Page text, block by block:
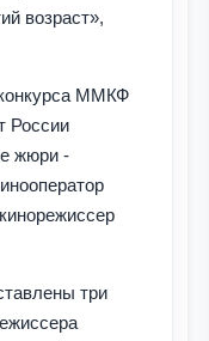
возраст»,
ММКФ
России
жюри -
три